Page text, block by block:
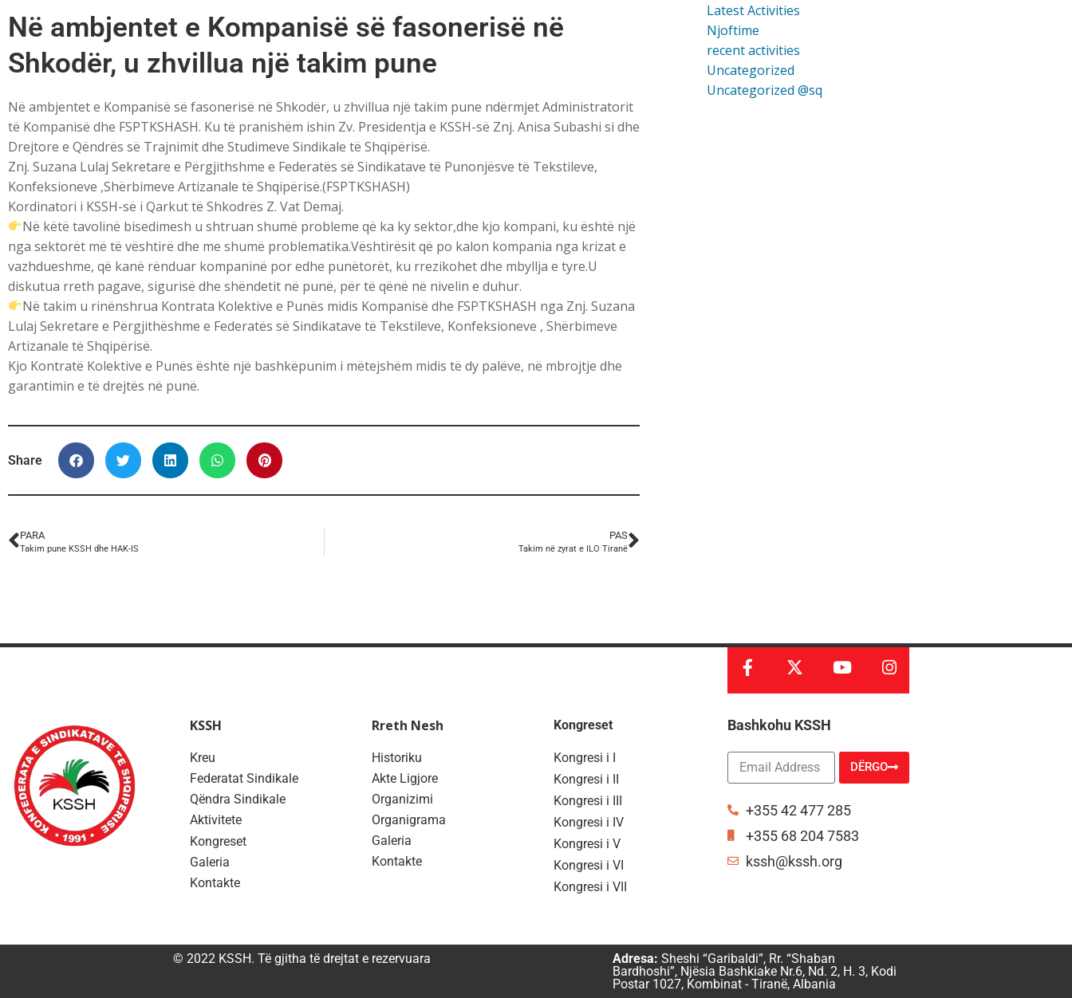
Në ambjentet e Kompanisë së fasonerisë në
Shkodër, u zhvillua një takim pune
Në ambjentet e Kompanisë së fasonerisë në Shkodër, u zhvillua një takim pune ndërmjet Administratorit
të Kompanisë dhe FSPTKSHASH. Ku të pranishëm ishin Zv. Presidentja e KSSH-së Znj. Anisa Subashi si dhe
Drejtore e Qëndrës së Trajnimit dhe Studimeve Sindikale të Shqipërisë.
Znj. Suzana Lulaj Sekretare e Përgjithshme e Federatës së Sindikatave të Punonjësve të Tekstileve,
Konfeksioneve ,Shërbimeve Artizanale të Shqipërisë.(FSPTKSHASH)
Kordinatori i KSSH-së i Qarkut të Shkodrës Z. Vat Demaj.
Në këtë tavolinë bisedimesh u shtruan shumë probleme që ka ky sektor,dhe kjo kompani, ku është një
nga sektorët më të vështirë dhe me shumë problematika.Vështirësit që po kalon kompania nga krizat e
vazhdueshme, që kanë rënduar kompaninë por edhe punëtorët, ku rrezikohet dhe mbyllja e tyre.U
diskutua rreth pagave, sigurisë dhe shëndetit në punë, për të qënë në nivelin e duhur.
Në takim u rinënshrua Kontrata Kolektive e Punës midis Kompanisë dhe FSPTKSHASH nga Znj. Suzana
Lulaj Sekretare e Përgjithëshme e Federatës së Sindikatave të Tekstileve, Konfeksioneve , Shërbimeve
Artizanale të Shqipërisë.
Kjo Kontratë Kolektive e Punës është një bashkëpunim i mëtejshëm midis të dy palëve, në mbrojtje dhe
garantimin e të drejtës në punë.
Share
PARA
Takim pune KSSH dhe HAK-IS
PAS
Takim në zyrat e ILO Tiranë
Latest Activities
Njoftime
recent activities
Uncategorized
Uncategorized @sq
KSSH
Kreu
Federatat Sindikale
Qëndra Sindikale
Aktivitete
Kongreset
Galeria
Kontakte
Rreth Nesh
Historiku
Akte Ligjore
Organizimi
Organigrama
Galeria
Kontakte
Kongreset
Kongresi i I
Kongresi i II
Kongresi i III
Kongresi i IV
Kongresi i V
Kongresi i VI
Kongresi i VII
Bashkohu KSSH
DËRGO
+355 42 477 285
+355 68 204 7583
kssh@kssh.org
© 2022 KSSH. Të gjitha të drejtat e rezervuara Adresa: Sheshi “Garibaldi”, Rr. “Shaban
Bardhoshi”, Njësia Bashkiake Nr.6, Nd. 2, H. 3, Kodi
Postar 1027, Kombinat - Tiranë, Albania